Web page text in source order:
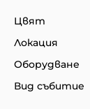
Цвят
Локация
Оборудване
Вид събитие